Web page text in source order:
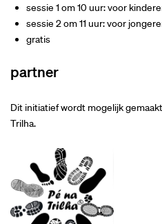
sessie 1 om 10 uur: voor
sessie 2 om 11 uur: voor
gratis
partner
Dit initiatief wordt mogelijk
Trilha.